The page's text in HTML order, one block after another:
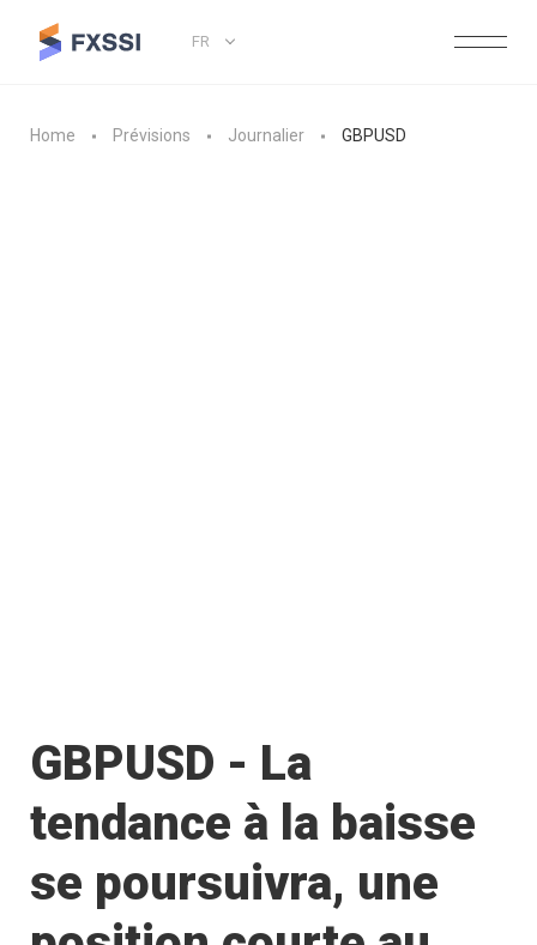
FR
Home Prévisions Journalier GBPUSD
GBPUSD - La
tendance à la baisse
se poursuivra, une